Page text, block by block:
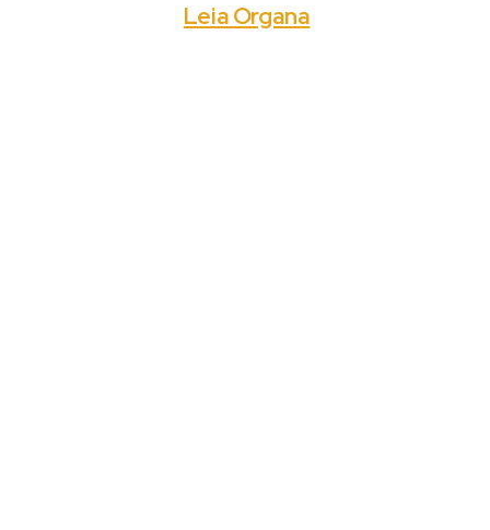
Leia Organa